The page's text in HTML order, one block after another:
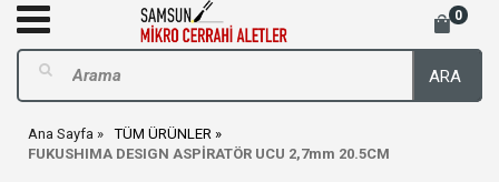
0
ARA
Ana Sayfa
TÜM ÜRÜNLER
FUKUSHIMA DESIGN ASPİRATÖR UCU 2,7mm 20.5CM